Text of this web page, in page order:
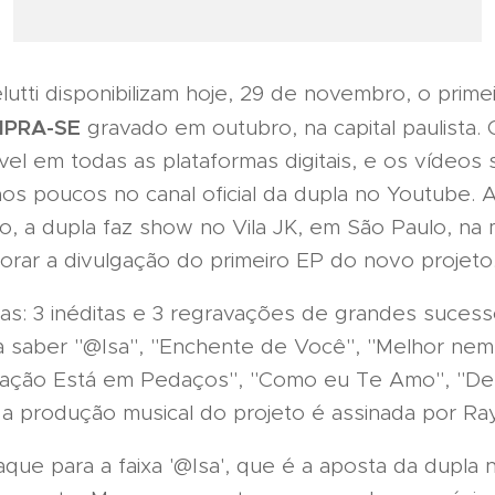
disponibilizam hoje, 29 de novembro, o
SE gravado em outubro, na capital paulista.
em todas as plataformas digitais, e os vídeos
poucos no canal oficial da dupla no Youtube.
a dupla faz show no Vila JK, em São Paulo, na
a divulgação do primeiro EP do novo
3 inéditas e 3 regravações de grandes
saber "@Isa", "Enchente de Você", "Melhor
Está em Pedaços", "Como eu Te Amo",
produção musical do projeto é assinada por
para a faixa '@Isa', que é a aposta da dupla